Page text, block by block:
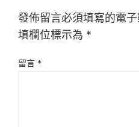
發佈留言必須填寫的電
填欄位標示為 *
留言 *